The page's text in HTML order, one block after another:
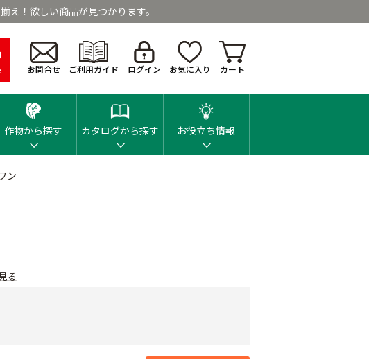
え！欲しい商品が見つかります。
お問合せ ご利用ガイド ログイン お気に入り カート
作物から探す カタログから探す お役立ち情報
ン
る